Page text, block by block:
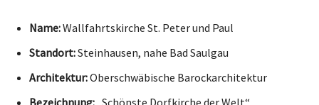
Name:Wallfahrtskirche St. Peter und Paul
Standort:Steinhausen, nahe Bad Saulgau
Architektur:Oberschwäbische Barockarchitektur
Bezeichnung: „Schönste Dorfkirche der Welt“